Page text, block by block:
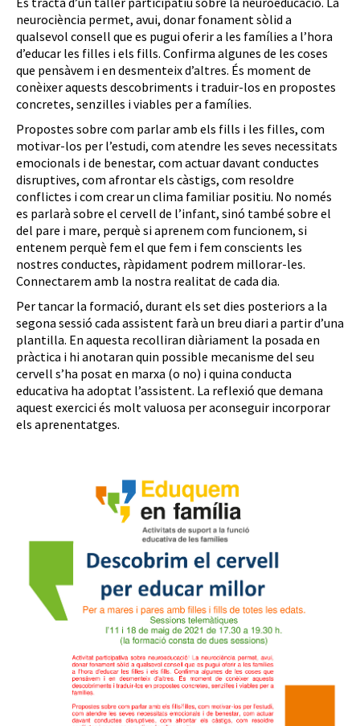
neurociència permet, avui, donar fonament sòlid a
qualsevol consell que es pugui oferir a les famílies a l’hora
d’educar les filles i els fills. Confirma algunes de les coses
que pensàvem i en desmenteix d’altres. És moment de
conèixer aquests descobriments i traduir-los en propostes
concretes, senzilles i viables per a famílies.
Propostes sobre com parlar amb els fills i les filles, com
motivar-los per l’estudi, com atendre les seves necessitats
emocionals i de benestar, com actuar davant conductes
disruptives, com afrontar els càstigs, com resoldre
conflictes i com crear un clima familiar positiu. No només
es parlarà sobre el cervell de l’infant, sinó també sobre el
del pare i mare, perquè si aprenem com funcionem, si
entenem perquè fem el que fem i fem conscients les
nostres conductes, ràpidament podrem millorar-les.
Connectarem amb la nostra realitat de cada dia.
Per tancar la formació, durant els set dies posteriors a la
segona sessió cada assistent farà un breu diari a partir d’una
plantilla. En aquesta recolliran diàriament la posada en
pràctica i hi anotaran quin possible mecanisme del seu
cervell s’ha posat en marxa (o no) i quina conducta
educativa ha adoptat l’assistent. La reflexió que demana
aquest exercici és molt valuosa per aconseguir incorporar
els aprenentatges.